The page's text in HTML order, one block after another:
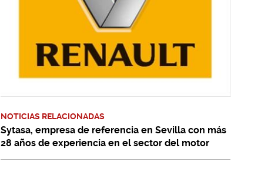
NOTICIAS RELACIONADAS
Sytasa, empresa de referencia en Sevilla con más
28 años de experiencia en el sector del motor